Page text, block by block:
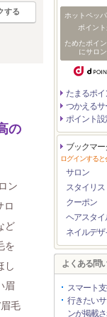
する
の
ン
ロ
ど
を
し
眉
毛
ホットペッ
ポイン
ためたポイ
にサロ
たまるポ
つかえる
ポイント設
ブックマー
ログインする
サロン
スタイリス
クーポン
ヘアスタイ
ネイルデザ
よくある問
スマート
行きたい
ンが掲載